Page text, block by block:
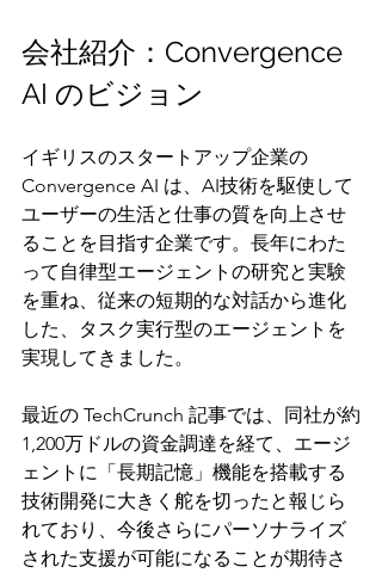
会社紹介：Convergence
AI のビジョン
イギリスのスタートアップ企業の
Convergence AI は、AI技術を駆使して
ユーザーの生活と仕事の質を向上させ
ることを目指す企業です。長年にわた
って自律型エージェントの研究と実験
を重ね、従来の短期的な対話から進化
した、タスク実行型のエージェントを
実現してきました。
最近の TechCrunch 記事では、同社が約
1,200万ドルの資金調達を経て、エージ
ェントに「長期記憶」機能を搭載する
技術開発に大きく舵を切ったと報じら
れており、今後さらにパーソナライズ
された支援が可能になることが期待さ